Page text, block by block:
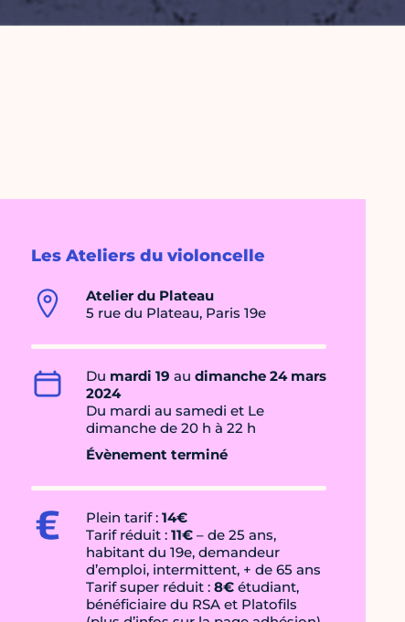
Les Ateliers du violoncelle
Atelier du Plateau
5 rue du Plateau, Paris 19e
Du mardi 19 au dimanche 24 mars
2024
Du mardi au samedi et Le
dimanche de 20 h à 22 h
Évènement terminé
Plein tarif : 14€
Tarif réduit : 11€ – de 25 ans,
habitant du 19e, demandeur
d’emploi, intermittent, + de 65 ans
Tarif super réduit : 8€ étudiant,
bénéficiaire du RSA et Platofils